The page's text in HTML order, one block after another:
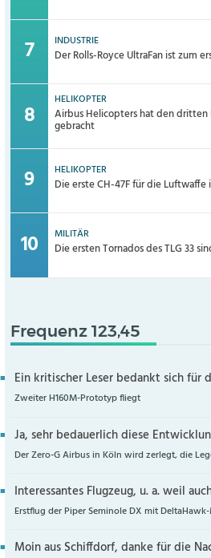
INDUSTRIE
Der Rolls-Royce UltraFan ist zum
HELIKOPTER
Airbus Helicopters hat den
gebracht
HELIKOPTER
Die erste CH-47F für die
MILITÄR
Die ersten Tornados des TLG 33
Frequenz 123,45
Ein kritischer Leser bedankt sich für
Zweiter H160M-Prototyp fliegt
Ja, sehr bedauerlich diese
Der Zero-G Airbus in Köln wird zerlegt, die
Interessantes Flugzeug, u. a. weil
Erstflug der Piper Seminole DX mit
Moin aus Schiffdorf, danke für die